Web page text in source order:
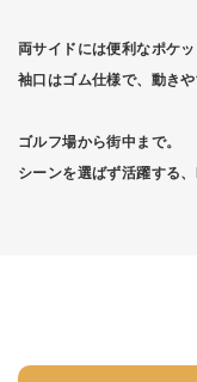
両サイドには便利なポケッ
袖口はゴム仕様で、動き
ゴルフ場から街中まで。
シーンを選ばず活躍する